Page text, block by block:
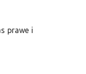
prawe i